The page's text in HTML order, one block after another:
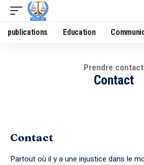
publications Education
Prendre contact
Contact
Contact
Partout où il y a une injustice dans le